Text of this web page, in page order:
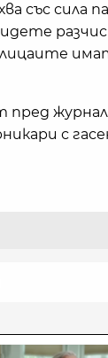
със сила
с